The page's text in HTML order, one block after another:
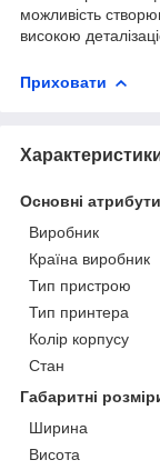
можливість
високою
Приховати
Основні атрибути
Виробник
Країна виробник
Тип пристрою
Тип принтера
Колір корпусу
Стан
Габаритні
Ширина
Висота